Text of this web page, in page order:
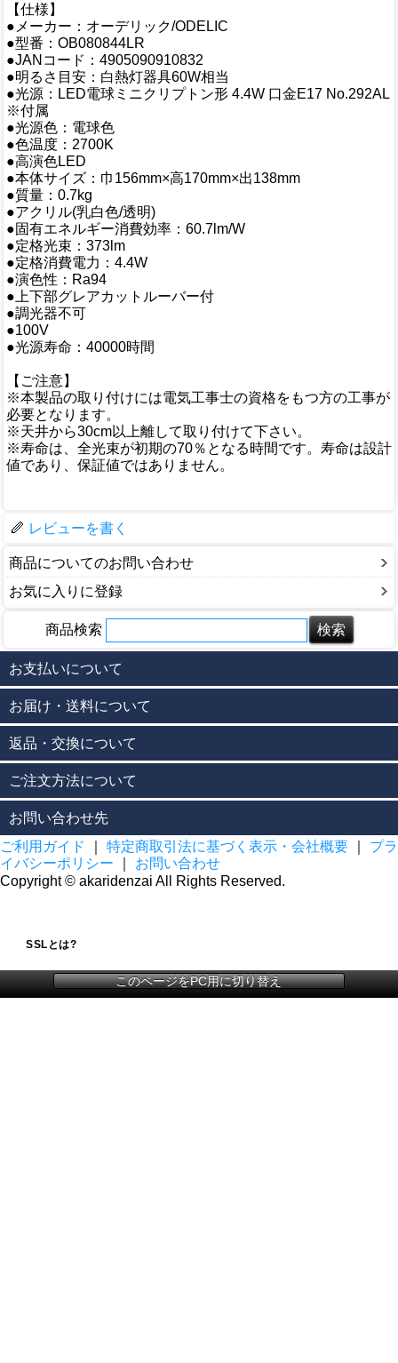
【仕様】
●メーカー：オーデリック/ODELIC
●型番：OB080844LR
●JANコード：4905090910832
●明るさ目安：白熱灯器具60W相当
●光源：LED電球ミニクリプトン形 4.4W 口金E17 No.292AL
※付属
●光源色：電球色
●色温度：2700K
●高演色LED
●本体サイズ：巾156mm×高170mm×出138mm
●質量：0.7kg
●アクリル(乳白色/透明)
●固有エネルギー消費効率：60.7lm/W
●定格光束：373lm
●定格消費電力：4.4W
●演色性：Ra94
●上下部グレアカットルーバー付
●調光器不可
●100V
●光源寿命：40000時間
【ご注意】
※本製品の取り付けには電気工事士の資格をもつ方の工事が
必要となります。
※天井から30cm以上離して取り付けて下さい。
※寿命は、全光束が初期の70％となる時間です。寿命は設計
値であり、保証値ではありません。
レビューを書く
商品についてのお問い合わせ
お気に入りに登録
商品検索
お支払いについて
お届け・送料について
返品・交換について
ご注文方法について
お問い合わせ先
ご利用ガイド
特定商取引法に基づく表示・会社概要
プラ
イバシーポリシー
お問い合わせ
Copyright © akaridenzai All Rights Reserved.
SSLとは?
このページをPC用に切り替え